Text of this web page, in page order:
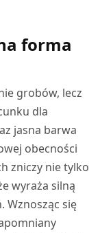
forma
grobów, lecz
dla
jasna barwa
obecności
zniczy nie tylko
wyraża silną
Wznosząc się